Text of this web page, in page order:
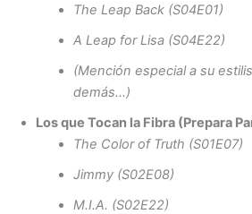
The Leap Back (S04E01)
A Leap for Lisa (S04E22)
(Mención especial a su
demás…)
Los que Tocan la Fibra (Prepara
The Color of Truth (S01E07)
Jimmy (S02E08)
M.I.A. (S02E22)